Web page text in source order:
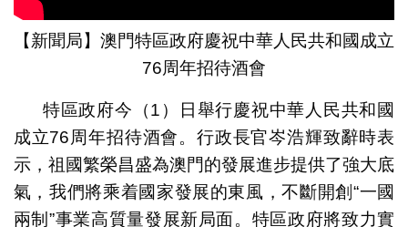
【新聞局】澳門特區政府慶祝中華人民共和國成立
76周年招待酒會
特區政府今（1）日舉行慶祝中華人民共和國
成立76周年招待酒會。行政長官岑浩輝致辭時表
示，祖國繁榮昌盛為澳門的發展進步提供了強大底
氣，我們將乘着國家發展的東風，不斷開創“一國
兩制”事業高質量發展新局面。特區政府將致力實